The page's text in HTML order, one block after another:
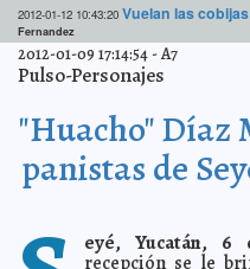
2012-01-12 10:43:20 Vuelan las
Fernandez
2012-01-12 10:01:46 ¿No que no?
Mitt Romney
2012-01-11 19:04:02 Niño con
discriminación A7
2012-01-11 18:58:09 Santiago Creel:
endeudar A7
Rosa Adriana
2012-01-11 16:23:29 Yucateco en el
2012-01-09 17:14:54-A7
Pulso-Personajes
"Huacho" Díaz
panistas de
eyé, Yucatán, 6
recepción se le